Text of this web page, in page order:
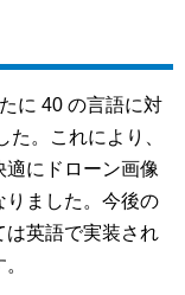
に 40 の言語に対
。これにより、
適にドローン画像
りました。今後の
は英語で実装され